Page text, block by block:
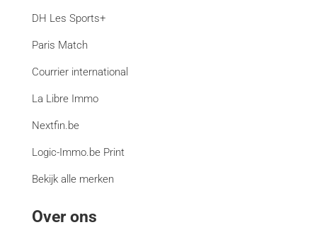
DH Les Sports+
Paris Match
Courrier international
La Libre Immo
Nextfin.be
Logic-Immo.be Print
Bekijk alle merken
Over ons